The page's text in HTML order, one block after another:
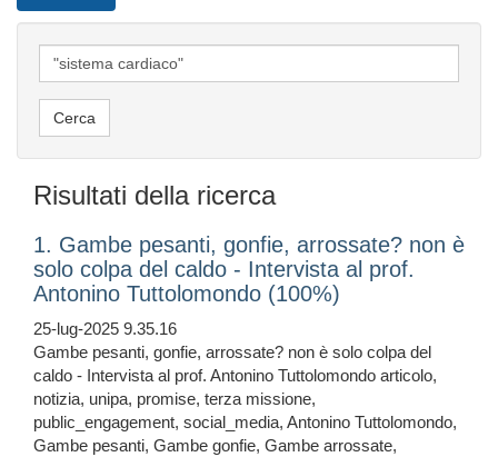
Risultati della ricerca
1. Gambe pesanti, gonfie, arrossate? non è
solo colpa del caldo - Intervista al prof.
Antonino Tuttolomondo (100%)
25-lug-2025 9.35.16
Gambe pesanti, gonfie, arrossate? non è solo colpa del
caldo - Intervista al prof. Antonino Tuttolomondo articolo,
notizia, unipa, promise, terza missione,
public_engagement, social_media, Antonino Tuttolomondo,
Gambe pesanti, Gambe gonfie, Gambe arrossate,